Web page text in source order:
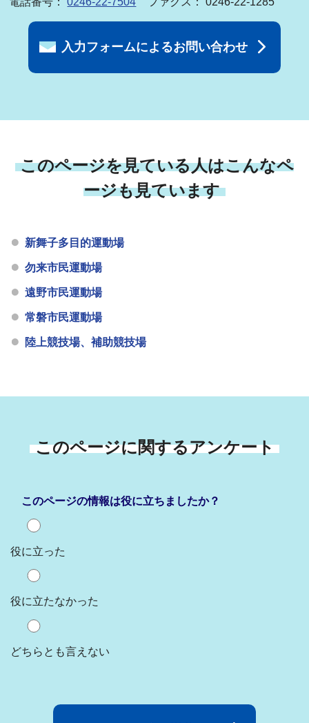
入力フォームによるお問い合わせ
このページを見ている人はこんなペ
ージも見ています
新舞子多目的運動場
勿来市民運動場
遠野市民運動場
常磐市民運動場
陸上競技場、補助競技場
このページに関するアンケート
このページの情報は役に立ちましたか？
役に立った
役に立たなかった
どちらとも言えない